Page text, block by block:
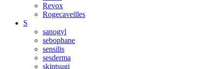
Revox
Rogecaveilles
S
sanogyl
sebophane
sensilis
sesderma
skintsugi